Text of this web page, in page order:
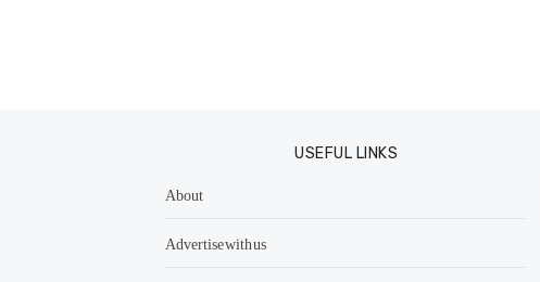
USEFUL LINKS
About
Advertise with us